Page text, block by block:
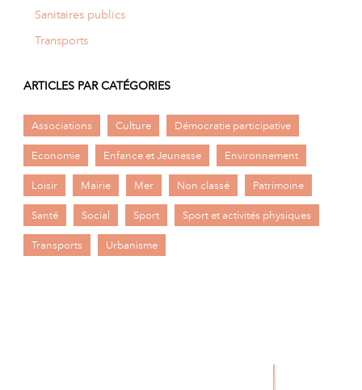
Sanitaires publics
Transports
ARTICLES PAR CATÉGORIES
Associations Culture Démocratie participative
Economie Enfance et Jeunesse Environnement
Loisir Mairie Mer Non classé Patrimoine
Santé Social Sport Sport et activités physiques
Transports Urbanisme